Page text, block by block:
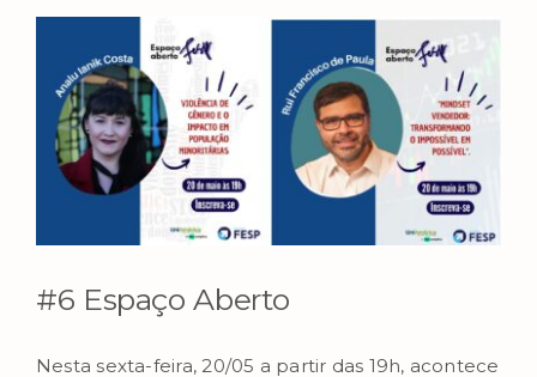
Larger
Image
#6 Espaço Aberto
Nesta sexta-feira, 20/05 a partir das 19h, acontece